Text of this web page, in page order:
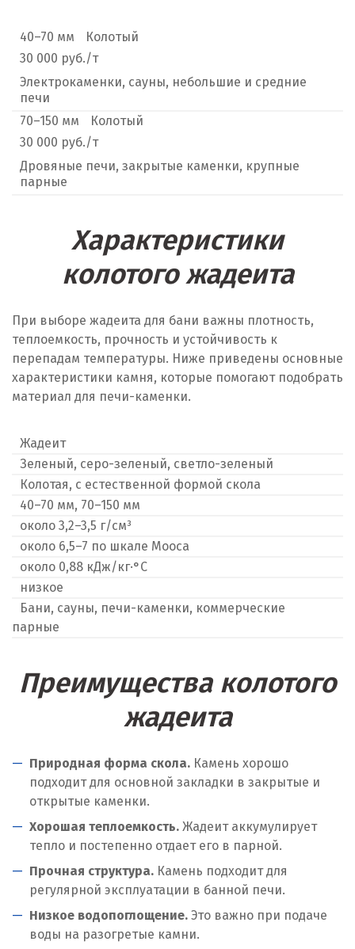
40–70 мм
Колотый
30 000 руб./т
Электрокаменки, сауны, небольшие и средние
печи
70–150 мм
Колотый
30 000 руб./т
Дровяные печи, закрытые каменки, крупные
парные
Характеристики
колотого жадеита
При выборе жадеита для бани важны плотность,
теплоемкость, прочность и устойчивость к
перепадам температуры. Ниже приведены основные
характеристики камня, которые помогают подобрать
материал для печи-каменки.
Жадеит
Зеленый, серо-зеленый, светло-зеленый
Колотая, с естественной формой скола
40–70 мм, 70–150 мм
около 3,2–3,5 г/см³
около 6,5–7 по шкале Мооса
около 0,88 кДж/кг·°C
низкое
Бани, сауны, печи-каменки, коммерческие
парные
Преимущества колотого
жадеита
Природная форма скола. Камень хорошо
подходит для основной закладки в закрытые и
открытые каменки.
Хорошая теплоемкость. Жадеит аккумулирует
тепло и постепенно отдает его в парной.
Прочная структура. Камень подходит для
регулярной эксплуатации в банной печи.
Низкое водопоглощение. Это важно при подаче
воды на разогретые камни.